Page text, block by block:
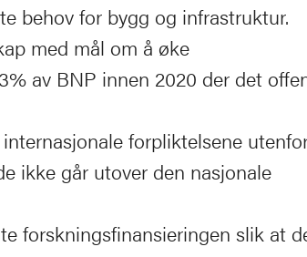
behov for bygg og infrastruktur.
med mål om å øke
av BNP innen 2020 der det
forpliktelsene
ikke går utover den nasjonale
forskningsfinansieringen slik at